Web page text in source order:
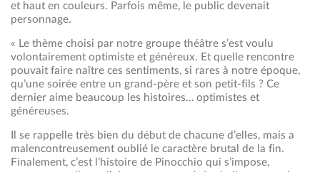
et haut en couleurs. Parfois même, le public devenait
personnage.
« Le thème choisi par notre groupe théâtre s’est voulu
volontairement optimiste et généreux. Et quelle rencontre
pouvait faire naître ces sentiments, si rares à notre époque,
qu’une soirée entre un grand-père et son petit-fils ? Ce
dernier aime beaucoup les histoires… optimistes et
généreuses.
Il se rappelle très bien du début de chacune d’elles, mais a
malencontreusement oublié le caractère brutal de la fin.
Finalement, c’est l’histoire de Pinocchio qui s’impose,